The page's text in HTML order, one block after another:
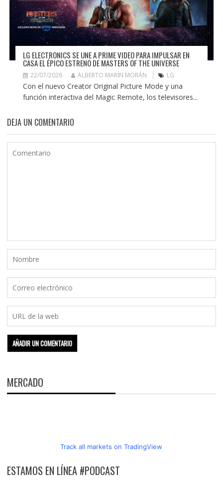
LG ELECTRONICS SE UNE A PRIME VIDEO PARA IMPULSAR EN
CASA EL ÉPICO ESTRENO DE MASTERS OF THE UNIVERSE
22/07/2026 ALBERTO MARÍN MORÁN LG
Con el nuevo Creator Original Picture Mode y una
función interactiva del Magic Remote, los televisores...
DEJA UN COMENTARIO
MERCADO
Track all markets on TradingView
ESTAMOS EN LÍNEA #PODCAST